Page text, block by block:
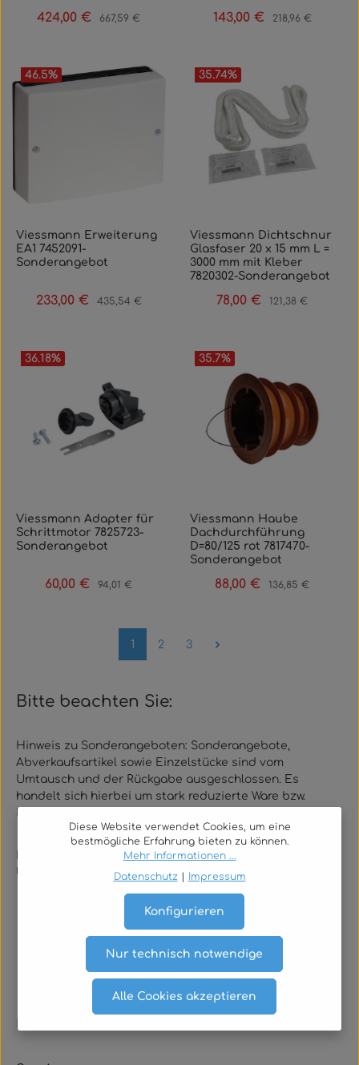
Verkaufspreis:
424,00 € Regulärer Preis:
667,59 €
Verkaufspreis:
143,00 € Regulärer Preis:
218,96 €
46.5%
Viessmann Erweiterung
EA1 7452091-
Sonderangebot
Verkaufspreis:
233,00 € Regulärer Preis:
435,54 €
35.74%
Viessmann Dichtschnur
Glasfaser 20 x 15 mm L =
3000 mm mit Kleber
7820302-Sonderangebot
Verkaufspreis:
78,00 € Regulärer Preis:
121,38 €
36.18%
Viessmann Adapter für
Schrittmotor 7825723-
Sonderangebot
Verkaufspreis:
60,00 € Regulärer Preis:
94,01 €
35.7%
Viessmann Haube
Dachdurchführung
D=80/125 rot 7817470-
Sonderangebot
Verkaufspreis:
88,00 € Regulärer Preis:
136,85 €
Seite
1 Seite
2 Seite
3
Bitte beachten Sie:
Hinweis zu Sonderangeboten: Sonderangebote,
Abverkaufsartikel sowie Einzelstücke sind vom
Umtausch und der Rückgabe ausgeschlossen. Es
handelt sich hierbei um stark reduzierte Ware bzw.
Die gesetzlichen Gewährleistungsrechte bei Mängeln
bleiben hiervon selbstverständlich unberührt.
Diese Website verwendet Cookies, um eine
bestmögliche Erfahrung bieten zu können.
Mehr Informationen ...
Datenschutz
Impressum
Nur technisch notwendige
Konfigurieren
Alle Cookies akzeptieren